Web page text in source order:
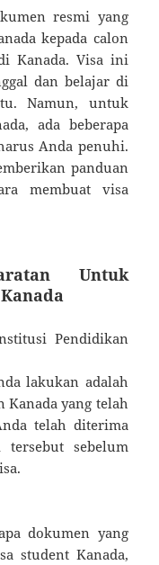
resmi yang
kepada calon
Kanada. Visa ini
dan belajar di
Namun, untuk
ada beberapa
Anda penuhi.
panduan
membuat visa
Untuk
Pendidikan
lakukan adalah
yang telah
telah diterima
sebelum
dokumen yang
student Kanada,